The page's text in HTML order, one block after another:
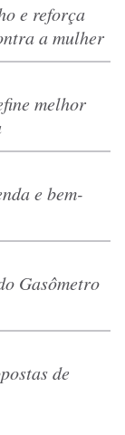
e reforça
a mulher
melhor
e bem-
Gasômetro
de